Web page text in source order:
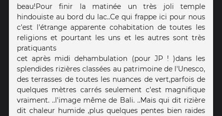
beau!Pour finir la matinée un très joli temple
hindouiste au bord du lac..Ce qui frappe ici pour nous
c'est l'étrange apparente cohabitation de toutes les
religions et pourtant les uns et les autres sont très
pratiquants
cet après midi dehambulation (pour JP ! )dans les
splendides rizières classées au patrimoine de l'Unesco,
des terrasses de toutes les nuances de vert,parfois de
quelques mètres carrés seulement c'est magnifique
vraiment. ..l'image même de Bali. ..Mais qui dit rizière
dit chaleur humide ,plus quelques pentes bien raides